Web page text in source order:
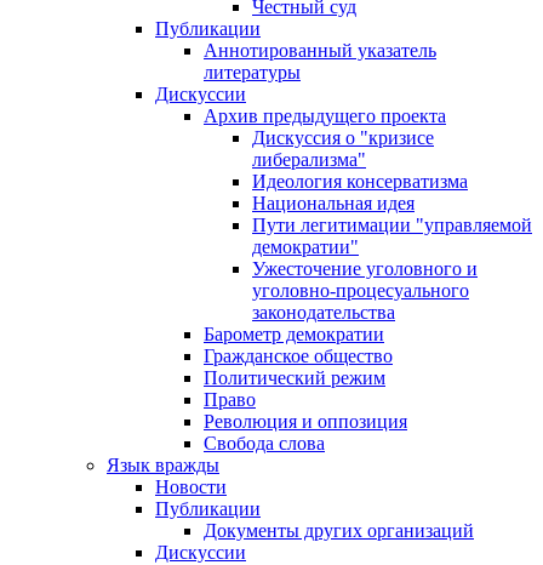
Честный суд
Публикации
Аннотированный указатель
литературы
Дискуссии
Архив предыдущего проекта
Дискуссия о "кризисе
либерализма"
Идеология консерватизма
Национальная идея
Пути легитимации "управляемой
демократии"
Ужесточение уголовного и
уголовно-процесуального
законодательства
Барометр демократии
Гражданское общество
Политический режим
Право
Революция и оппозиция
Свобода слова
Язык вражды
Новости
Публикации
Документы других организаций
Дискуссии